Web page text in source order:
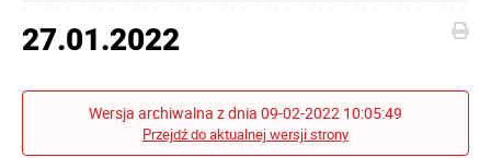
27.01.2022
Wersja archiwalna z dnia 09-02-2022 10:05:49
Przejdź do aktualnej wersji strony